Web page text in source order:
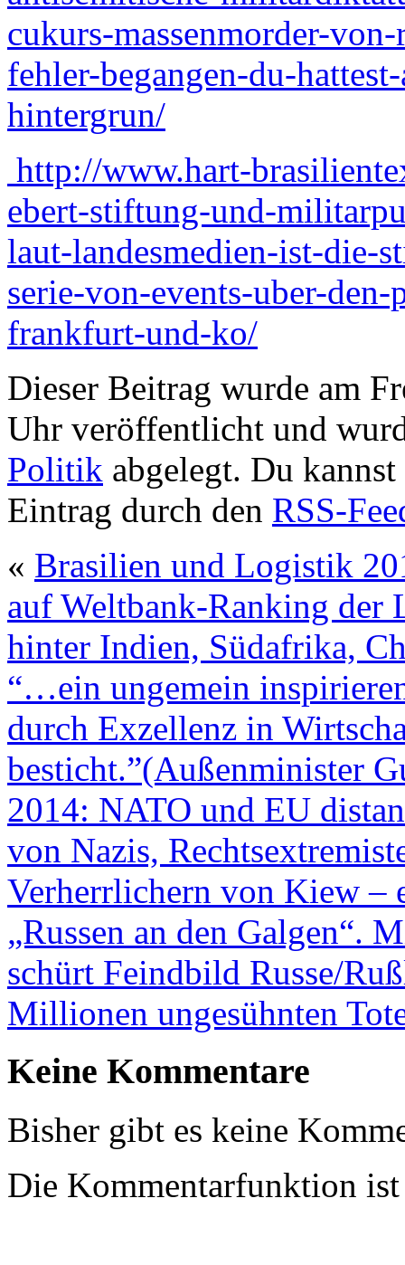
cukurs-massenmorder-
fehler-begangen-du-
hintergrun/
http://www.hart-
ebert-stiftung-und-
laut-landesmedien-ist-die-
serie-von-events-uber-
frankfurt-und-ko/
Dieser Beitrag wurde am
Uhr veröffentlicht und
Politik abgelegt. Du
Eintrag durch den RSS-
« Brasilien und Logistik
auf Weltbank-Ranking der
hinter Indien, Südafrika,
“…ein ungemein
durch Exzellenz in
besticht.”(Außenminister
2014: NATO und EU
von Nazis,
Verherrlichern von Kiew –
„Russen an den Galgen“.
schürt Feindbild Russe/
Millionen ungesühnten
Keine Kommentare
Bisher gibt es keine
Die Kommentarfunktion